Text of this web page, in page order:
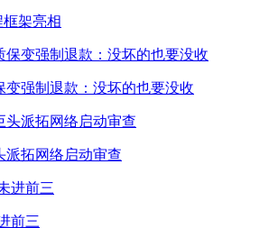
框架亮相
强制退款：没坏的也要没收
派拓网络启动审查
前三